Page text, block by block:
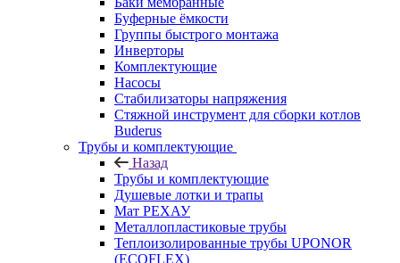
Буферные ёмкости
Группы быстрого монтажа
Инверторы
Комплектующие
Насосы
Стабилизаторы напряжения
Стяжной инструмент для сборки котлов
Buderus
Трубы и комплектующие
Назад
Трубы и комплектующие
Душевые лотки и трапы
Мат РЕХАУ
Металлопластиковые трубы
Теплоизолированные трубы UPONOR
(ECOFLEX)